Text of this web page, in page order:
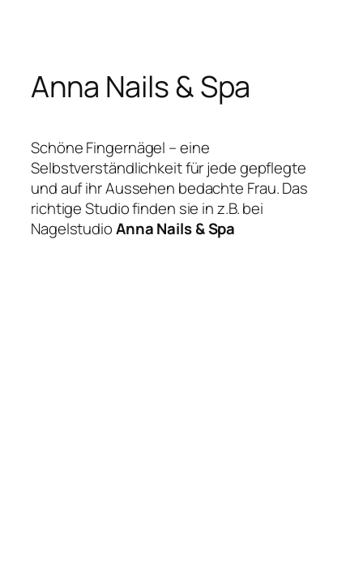
springen
Anna Nails & Spa
Schöne Fingernägel – eine
Selbstverständlichkeit für jede gepflegte
und auf ihr Aussehen bedachte Frau. Das
richtige Studio finden sie in z.B. bei
NagelstudioAnna Nails & Spa